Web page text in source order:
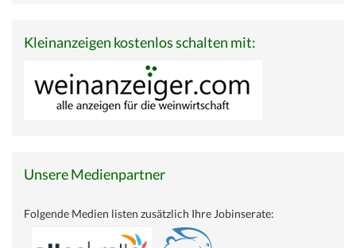
Kleinanzeigen kostenlos schalten mit:
Unsere Medienpartner
Folgende Medien listen zusätzlich Ihre Jobinserate: